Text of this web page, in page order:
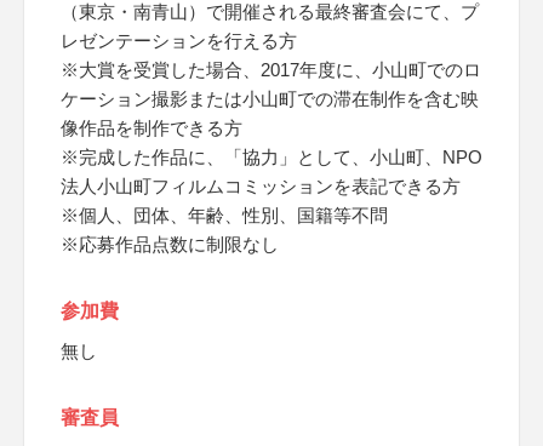
（東京・南青山）で開催される最終審査会にて、プ
レゼンテーションを行える方
※大賞を受賞した場合、2017年度に、小山町でのロ
ケーション撮影または小山町での滞在制作を含む映
像作品を制作できる方
※完成した作品に、「協力」として、小山町、NPO
法人小山町フィルムコミッションを表記できる方
※個人、団体、年齢、性別、国籍等不問
※応募作品点数に制限なし
参加費
無し
審査員